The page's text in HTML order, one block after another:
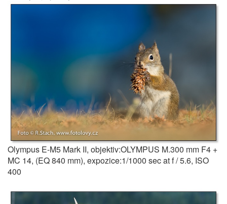
Olympus E-M5 Mark II, objektiv:OLYMPUS M.300 mm F4 +
MC 14, (EQ 840 mm), expozice:1/1000 sec at f / 5.6, ISO
400